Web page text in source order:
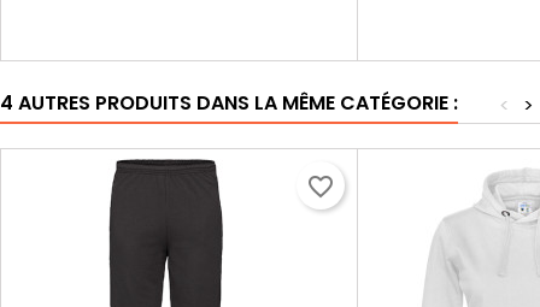
4 AUTRES PRODUITS DANS LA MÊME CATÉGORIE : >
<
favorite_border